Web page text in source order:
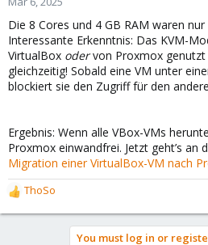
Meine Test VM sieht so aus :
:Die 8 Cores und 4 GB RAM waren
Interessante Erkenntnis: Das KVM-
VirtualBox odervon Proxmox genutzt
gleichzeitig! Sobald eine VM unter
blockiert sie den Zugriff für den
Ergebnis: Wenn alle VBox-VMs
Proxmox einwandfrei. Jetzt geht’s an
Migration einer VirtualBox-VM nach
R
e
ThoSo
You must log in or